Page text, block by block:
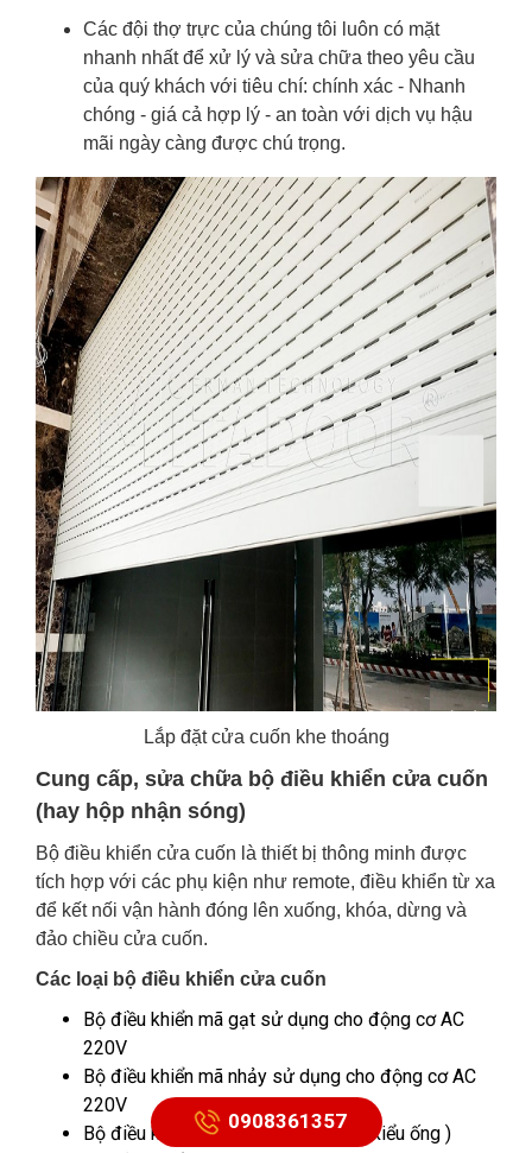
Các đội thợ trực của chúng tôi luôn có mặt
nhanh nhất để xử lý và sửa chữa theo yêu cầu
của quý khách với tiêu chí: chính xác - Nhanh
chóng - giá cả hợp lý - an toàn với dịch vụ hậu
mãi ngày càng được chú trọng.
Lắp đặt cửa cuốn khe thoáng
Cung cấp, sửa chữa bộ điều khiển cửa cuốn
(hay hộp nhận sóng)
Bộ điều khiển cửa cuốn là thiết bị thông minh được
tích hợp với các phụ kiện như remote, điều khiển từ xa
để kết nối vận hành đóng lên xuống, khóa, dừng và
đảo chiều cửa cuốn.
Các loại bộ điều khiển cửa cuốn
Bộ điều khiển mã gạt sử dụng cho động cơ AC
220V
Bộ điều khiển mã nhảy sử dụng cho động cơ AC
220V
Bộ điều khiển sử dụng motor ống ( kiểu ống )
0908361357